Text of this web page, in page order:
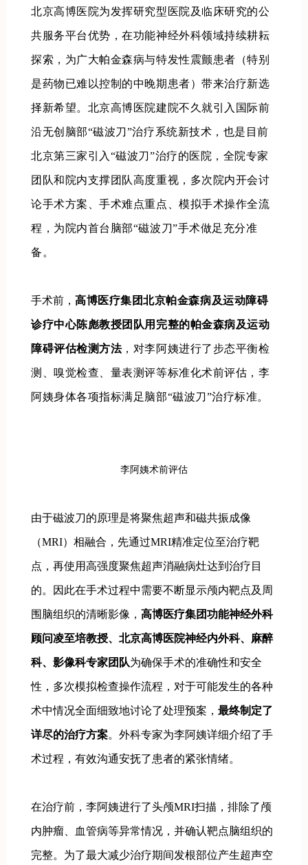
北京高博医院为发挥研究型医院及临床研究的公
共服务平台优势，在功能神经外科领域持续耕耘
探索，为广大帕金森病与特发性震颤患者（特别
是药物已难以控制的中晚期患者）带来治疗新选
择新希望。北京高博医院建院不久就引入国际前
沿无创脑部“磁波刀”治疗系统新技术，也是目前
北京第三家引入“磁波刀”治疗的医院，全院专家
团队和院内支撑团队高度重视，多次院内开会讨
论手术方案、手术难点重点、模拟手术操作全流
程，为院内首台脑部“磁波刀”手术做足充分准
备。
手术前， 高博医疗集团北京帕金森病及运动障碍
诊疗中心陈彪教授团队用完整的帕金森病及运动
障碍评估检测方法，对李阿姨进行了步态平衡检
测、嗅觉检查、量表测评等标准化术前评估，李
阿姨身体各项指标满足脑部“磁波刀”治疗标准。
李阿姨术前评估
由于磁波刀的原理是将聚焦超声和磁共振成像
（MRI）相融合，先通过MRI精准定位至治疗靶
点，再使用高强度聚焦超声消融病灶达到治疗目
的。因此在手术过程中需要不断显示颅内靶点及周
围脑组织的清晰影像， 高博医疗集团功能神经外科
顾问凌至培教授、北京高博医院神经内外科、麻醉
科、影像科专家团队为确保手术的准确性和安全
性，多次模拟检查操作流程，对于可能发生的各种
术中情况全面细致地讨论了处理预案， 最终制定了
详尽的治疗方案。外科专家为李阿姨详细介绍了手
术过程，有效沟通安抚了患者的紧张情绪。
在治疗前，李阿姨进行了头颅MRI扫描，排除了颅
内肿瘤、血管病等异常情况，并确认靶点脑组织的
完整。为了最大减少治疗期间发根部位产生超声空